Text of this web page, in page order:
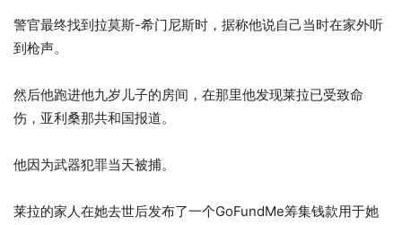
警官最终找到拉莫斯-希门尼斯时，据称他说自己当时在家外听
到枪声。
然后他跑进他九岁儿子的房间，在那里他发现莱拉已受致命
伤，亚利桑那共和国报道。
他因为武器犯罪当天被捕。
莱拉的家人在她去世后发布了一个GoFundMe筹集钱款用于她